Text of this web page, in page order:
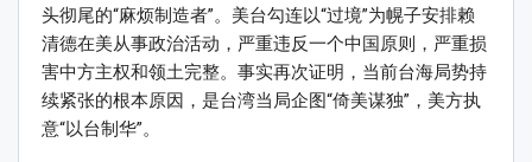
头彻尾的“麻烦制造者”。美台勾连以“过境”为幌子安排赖
清德在美从事政治活动，严重违反一个中国原则，严重损
害中方主权和领土完整。事实再次证明，当前台海局势持
续紧张的根本原因，是台湾当局企图“倚美谋独”，美方执
意“以台制华”。